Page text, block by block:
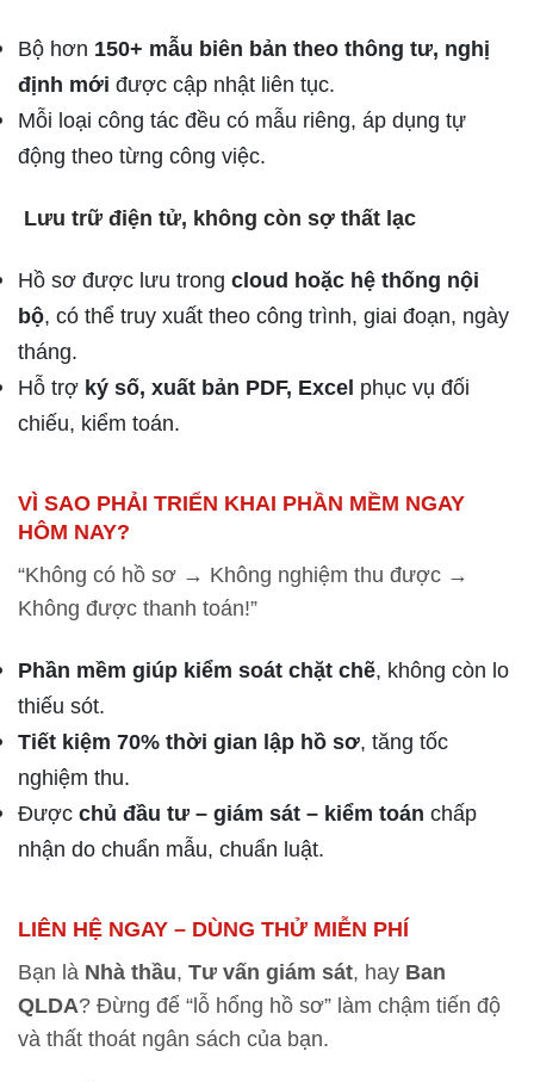
Bộ hơn 150+ mẫu biên bản theo thông tư, nghị
định mới được cập nhật liên tục.
Mỗi loại công tác đều có mẫu riêng, áp dụng tự
động theo từng công việc.
Lưu trữ điện tử, không còn sợ thất lạc
Hồ sơ được lưu trong cloud hoặc hệ thống nội
bộ, có thể truy xuất theo công trình, giai đoạn, ngày
tháng.
Hỗ trợ ký số, xuất bản PDF, Excel phục vụ đối
chiếu, kiểm toán.
VÌ SAO PHẢI TRIỂN KHAI PHẦN MỀM NGAY
HÔM NAY?
“Không có hồ sơ → Không nghiệm thu được →
Không được thanh toán!”
Phần mềm giúp kiểm soát chặt chẽ, không còn lo
thiếu sót.
Tiết kiệm 70% thời gian lập hồ sơ, tăng tốc
nghiệm thu.
Được chủ đầu tư – giám sát – kiểm toán chấp
nhận do chuẩn mẫu, chuẩn luật.
LIÊN HỆ NGAY – DÙNG THỬ MIỄN PHÍ
Bạn là Nhà thầu, Tư vấn giám sát, hay Ban
QLDA? Đừng để “lỗ hổng hồ sơ” làm chậm tiến độ
và thất thoát ngân sách của bạn.